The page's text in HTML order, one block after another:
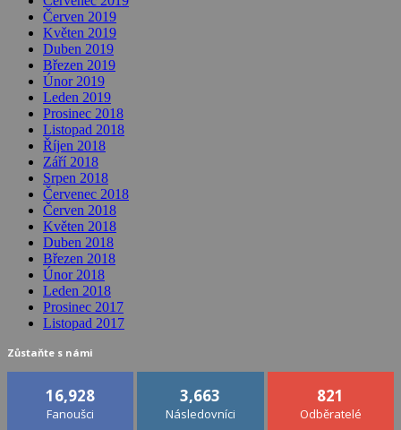
Červen 2019
Květen 2019
Duben 2019
Březen 2019
Únor 2019
Leden 2019
Prosinec 2018
Listopad 2018
Říjen 2018
Září 2018
Srpen 2018
Červenec 2018
Červen 2018
Květen 2018
Duben 2018
Březen 2018
Únor 2018
Leden 2018
Prosinec 2017
Listopad 2017
Zůstaňte s námi
16,928
Fanoušci
3,663
Následovníci
821
Odběratelé